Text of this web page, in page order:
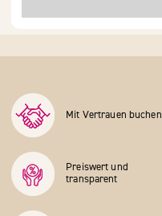
Mit Vertrauen buchen
Preiswert und
transparent